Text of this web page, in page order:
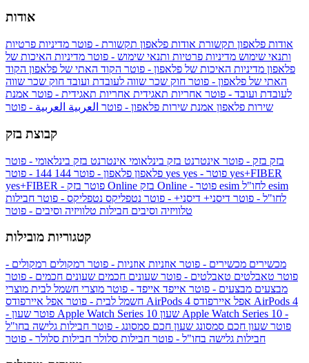
אודות
אודות פלאפון תקשורת אודות פלאפון תקשורת - פוטר מדיניות פרטיות
ותנאי שימוש מדיניות פרטיות ותנאי שימוש - פוטר מדיניות האיכות של
פלאפון מדיניות האיכות של פלאפון - פוטר הקוד האתי של פלאפון הקוד
האתי של פלאפון - פוטר חוק שכר שווה לעובדת ועובד חוק שכר שווה
לעובדת ועובד - פוטר אחריות תאגידית אחריות תאגידית - פוטר אמנת
שירות פלאפון אמנת שירות פלאפון - פוטר العربية العربية - פוטר
קבוצת בזק
בזק בזק - פוטר אינטרנט בזק בינלאומי אינטרנט בזק בינלאומי - פוטר
פלאפון פלאפון - פוטר 144 yes
yes+FIBER
yes+FIBER - פוטר בזק Online
esim
לחו"ל - פוטר דיסני+ דיסני+ - פוטר נטפליקס נטפליקס - פוטר חבילות
טלוויזיה וסיבים חבילות טלוויזיה וסיבים - פוטר
קטגוריות מובילות
מכשירים מכשירים - פוטר אוזניות אוזניות - פוטר רמקולים רמקולים -
פוטר טאבלטים טאבלטים - פוטר שעונים חכמים שעונים חכמים - פוטר
מבצעים מבצעים - פוטר אייפד אייפד - פוטר מוצרי חשמל לבית מוצרי
חשמל לבית - פוטר אפל איירפודס AirPods 4 אפל איירפודס AirPods 4
- פוטר שעון Apple Watch Series 10 שעון Apple Watch Series 10 -
פוטר שעון חכם סמסונג שעון חכם סמסונג - פוטר חבילות גלישה בחו"ל
חבילות גלישה בחו"ל - פוטר חבילות סלולר חבילות סלולר - פוטר